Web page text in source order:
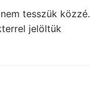
tesszük közzé.
jelöltük